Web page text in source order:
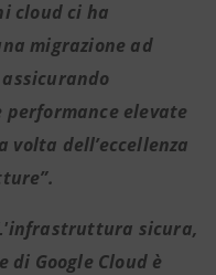
cloud ci ha
migrazione ad
elevate
volta dell’eccellenza
sicura,
Google Cloud è